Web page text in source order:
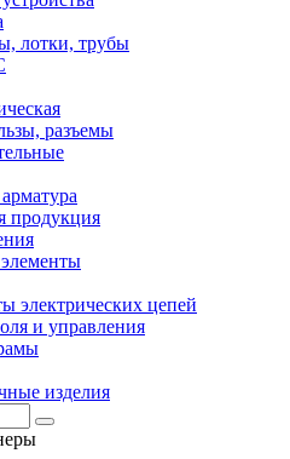
лотки, трубы
разъемы
продукция
электрических цепей
и управления
изделия